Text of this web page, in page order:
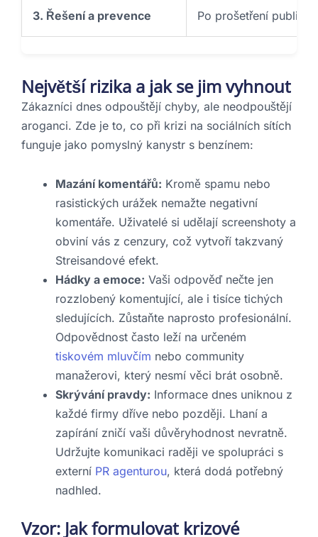
3. Řešení a prevence Po prošetření
Největší rizika a jak se jim vyhnout
Zákazníci dnes odpouštějí chyby, ale neodpouštějí
aroganci. Zde je to, co při krizi na sociálních sítích
funguje jako pomyslný kanystr s benzínem:
Mazání komentářů: Kromě spamu nebo
rasistických urážek nemažte negativní
komentáře. Uživatelé si udělají screenshoty a
obviní vás z cenzury, což vytvoří takzvaný
Streisandové efekt.
Hádky a emoce: Vaši odpověď nečte jen
rozzlobený komentující, ale i tisíce tichých
sledujících. Zůstaňte naprosto profesionální.
Odpovědnost často leží na určeném
tiskovém mluvčím nebo community
manažerovi, který nesmí věci brát osobně.
Skrývání pravdy: Informace dnes uniknou z
každé firmy dříve nebo později. Lhaní a
zapírání zničí vaši důvěryhodnost nevratně.
Udržujte komunikaci raději ve spolupráci s
externí PR agenturou, která dodá potřebný
nadhled.
Vzor: Jak formulovat krizové